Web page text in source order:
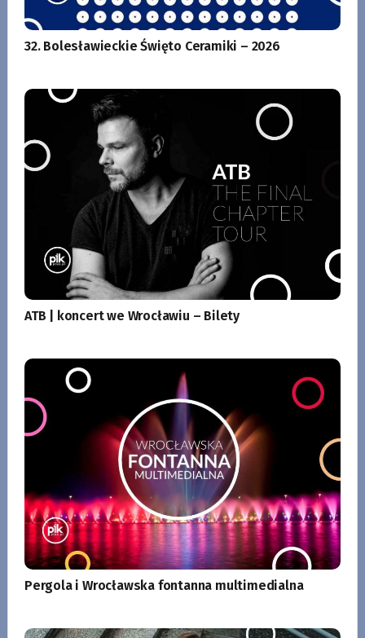
32. Bolesławieckie Święto Ceramiki – 2026
ATB | koncert we Wrocławiu – Bilety
Pergola i Wrocławska fontanna multimedialna